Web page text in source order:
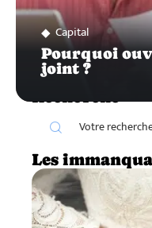
Capital
Pourquoi
joint ?
Recherche
Les